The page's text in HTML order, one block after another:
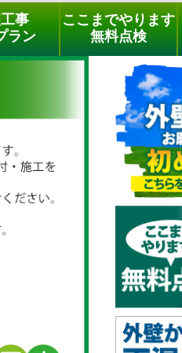
電話でのご相談 [9時～18時まで受付中]
phone03-3779-1505
事
ラン
ここまでやります
無料点検